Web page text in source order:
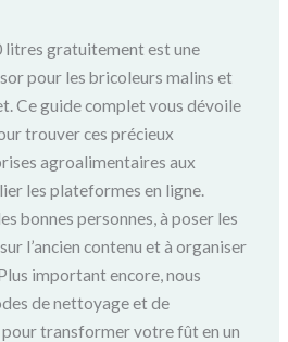
litres gratuitement est une
pour les bricoleurs malins et
Ce guide complet vous dévoile
trouver ces précieux
agroalimentaires aux
les plateformes en ligne.
bonnes personnes, à poser les
l’ancien contenu et à organiser
important encore, nous
de nettoyage et de
transformer votre fût en un